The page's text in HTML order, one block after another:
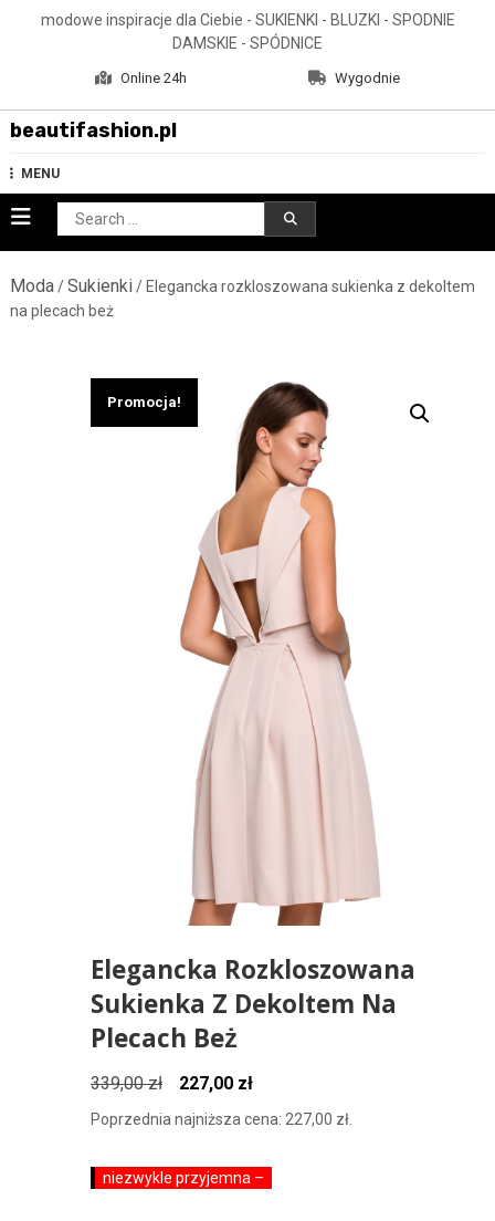
modowe inspiracje dla Ciebie - SUKIENKI - BLUZKI - SPODNIE
DAMSKIE - SPÓDNICE
Online 24h Wygodnie
beautifashion.pl
MENU
Search
for:
Moda/Sukienki/ Elegancka rozkloszowana sukienka z dekoltem
na plecach beż
Promocja!
Elegancka Rozkloszowana
Sukienka Z Dekoltem Na
Plecach Beż
339,00zł
Pierwotna
cena
339,00 zł.
227,00 złAktualna
cena
227,00 zł.
Poprzednia najniższa cena: 227,00 zł.
niezwykle przyjemna –